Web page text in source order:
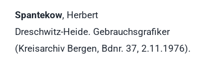
Malerlexikon
Spantekow, Herbert
Dreschwitz-Heide. Gebrauchsgrafiker
(Kreisarchiv Bergen, Bdnr. 37, 2.11.1976).